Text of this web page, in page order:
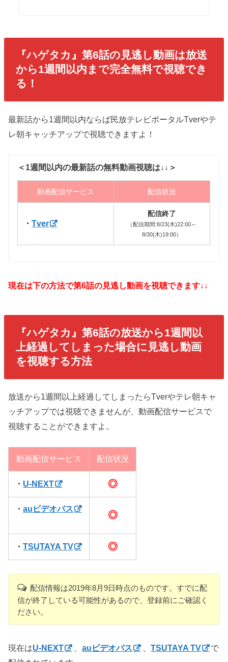
『ハゲタカ』第6話の見逃し動画は放送
から1週間以内まで完全無料で視聴でき
る！
最新話から1週間以内ならば民放テレビポータルTverやテ
レ朝キャッチアップで視聴できますよ！
＜1週間以内の最新話の無料動画視聴は↓↓＞
動画配信サービス 配信状況
・Tver
配信終了
（配信期間:8/23(木)22:00～
8/30(木)19:00）
現在は下の方法で第6話の見逃し動画を視聴できます↓↓
『ハゲタカ 』第6話の放送から1週間以
上経過してしまった場合に見逃し動画
を視聴する方法
放送から1週間以上経過してしまったらTverやテレ朝キャ
ッチアップでは視聴できませんが、動画配信サービスで
視聴することができますよ。
動画配信サービス 配信状況
・ U-NEXT ◎
・auビデオパス
◎
・TSUTAYA TV ◎
配信情報は2019年8月9日時点のものです。すでに配
信が終了している可能性があるので、登録前にご確認く
ださい。
現在はU-NEXT 、auビデオパス 、TSUTAYA TV
で